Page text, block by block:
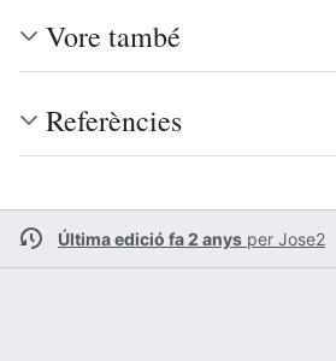
Vore també
Referències
Última edició fa 2 anys per Jose2